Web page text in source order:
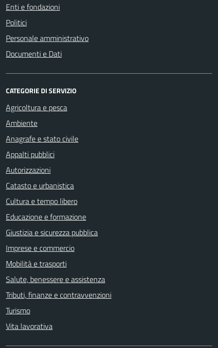
Enti e fondazioni
Politici
Personale amministrativo
Documenti e Dati
CATEGORIE DI SERVIZIO
Agricoltura e pesca
Ambiente
Anagrafe e stato civile
Appalti pubblici
Autorizzazioni
Catasto e urbanistica
Cultura e tempo libero
Educazione e formazione
Giustizia e sicurezza pubblica
Imprese e commercio
Mobilità e trasporti
Salute, benessere e assistenza
Tributi, finanze e contravvenzioni
Turismo
Vita lavorativa